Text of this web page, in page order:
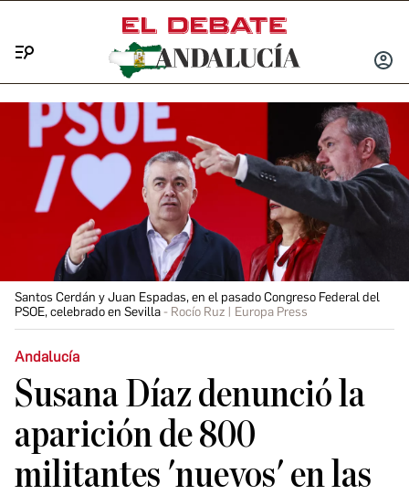
INICIAR
Santos Cerdán y Juan Espadas, en el pasado Congreso Federal del
PSOE, celebrado en Sevilla
Rocío Ruz | Europa Press
Andalucía
Susana Díaz denunció la
aparición de 800
militantes 'nuevos' en las